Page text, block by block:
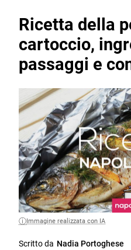
Ricetta della
cartoccio,
passaggi e
Immagine realizzata con IA
Scritto da Nadia Portoghese